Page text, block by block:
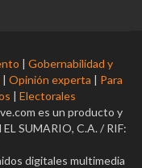
| Gobernabilidad y
| Opinión experta | Para
| Electorales
es un producto y
SUMARIO, C.A. / RIF:
digitales multimedia